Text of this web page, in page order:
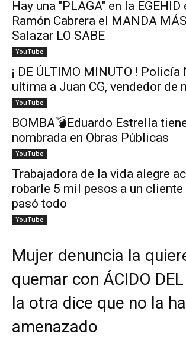
Hay una "PLAGA" en la EGEHID
Ramón Cabrera el MANDA
Salazar LO SABE
YouTube
¡ DE ÚLTIMO MINUTO ! Policía
ultima a Juan CG, vendedor de
YouTube
BOMBA💣Eduardo Estrella
nombrada en Obras Públicas
YouTube
Trabajadora de la vida alegre
robarle 5 mil pesos a un
pasó todo
YouTube
Mujer denuncia la
quemar con ÁCIDO
la otra dice que no la ha
amenazado